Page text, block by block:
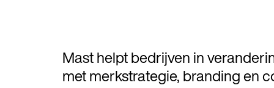
Mast helpt bedrijven in
met merkstrategie, branding en